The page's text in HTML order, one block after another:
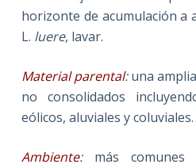
horizonte de acumulación a
L. luere, lavar.
Material parental:una
no consolidados
eólicos, aluviales y coluviales.
Ambiente: más